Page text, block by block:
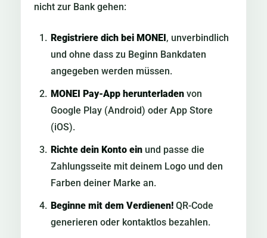
nicht zur Bank gehen:
Registriere dich bei MONEI, unverbindlich
und ohne dass zu Beginn Bankdaten
angegeben werden müssen.
MONEI Pay-App herunterladen von
Google Play (Android) oder App Store
(iOS).
Richte dein Konto ein und passe die
Zahlungsseite mit deinem Logo und den
Farben deiner Marke an.
Beginne mit dem Verdienen! QR-Code
generieren oder kontaktlos bezahlen.